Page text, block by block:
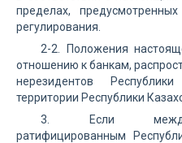
пределах,
регулирования.
2-2. Положения
отношению к банкам,
нерезидентов
территории Республики
3. Если
ратифицированным